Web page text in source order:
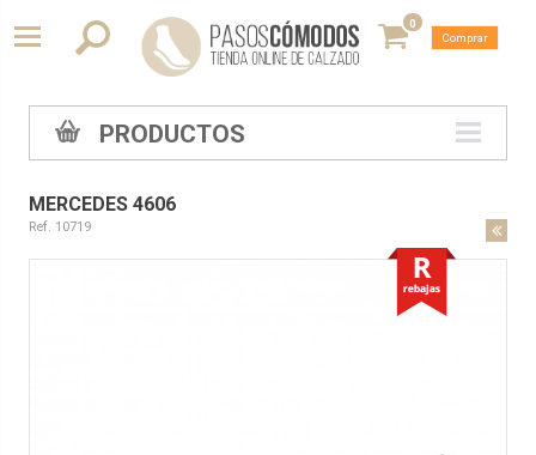
0
Comprar
PRODUCTOS
MERCEDES 4606
Ref. 10719